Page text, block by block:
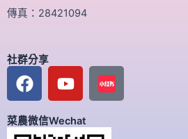
傳真：28421094
社群分享
F
a
e
Y
o
t
菜農微信Wechat